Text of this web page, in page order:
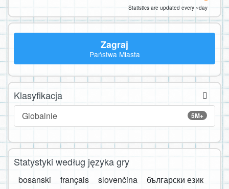
Statistics are updated every ~day
Zagraj
Państwa Miasta
Klasyfikacja
5M+
Globalnie
Statystyki według języka gry
bosanski français slovenčina
български език